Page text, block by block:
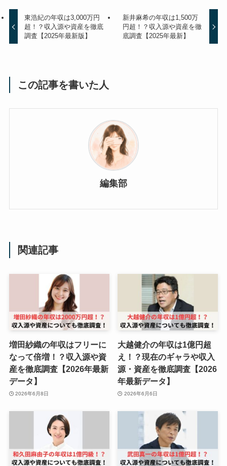
東浩紀の年収は3,000万円
超！？収入源や資産を徹底
調査【2025年最新版】
新井麻希の年収は1,500万
円超！？収入源や資産を徹
底調査【2025年最新】
この記事を書いた人
編集部
関連記事
増田紗織の年収はフリーに
なって倍増！？収入源や資
産を徹底調査【2026年最新
データ】
2026年6月8日
大越健介の年収は1億円超
え！？現在のギャラや収入
源・資産を徹底調査【2026
年最新データ】
2026年6月6日